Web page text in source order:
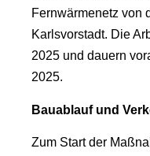
Fernwärmenetz von
Karlsvorstadt. Die
2025 und dauern
2025.
Bauablauf und
Zum Start der